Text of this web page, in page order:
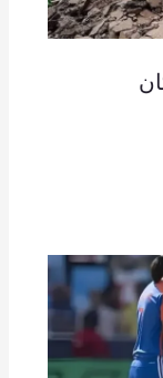
سے 18 مکان